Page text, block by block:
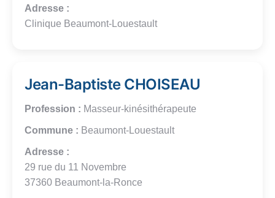
Adresse :
Clinique Beaumont-Louestault
Jean-Baptiste CHOISEAU
Profession : Masseur-kinésithérapeute
Commune : Beaumont-Louestault
Adresse :
29 rue du 11 Novembre
37360 Beaumont-la-Ronce